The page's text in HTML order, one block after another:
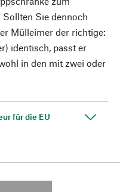
Sie dennoch
Mülleimer der richtige:
identisch, passt er
in den mit zwei oder
für die EU